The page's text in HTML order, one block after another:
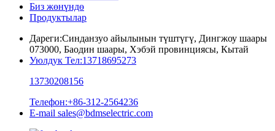
Биз жөнүндө
Продуктылар
Дареги:Синданзуо айылынын түштүгү, Дингжоу шаары
073000, Баодин шаары, Хэбэй провинциясы, Кытай
Уюлдук Тел:13718695273
13730208156
Телефон:+86-312-2564236
E-mail sales@bdmselectric.com